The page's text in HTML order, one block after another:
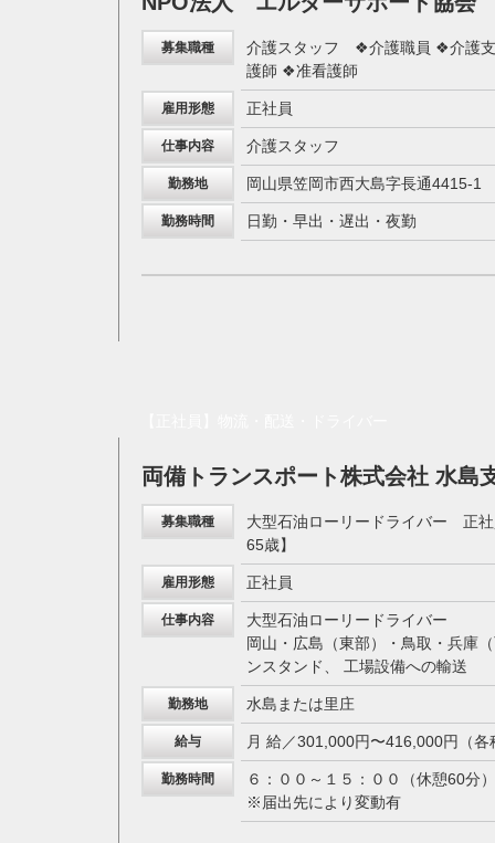
募集職種
介護スタッフ ❖介護職員 ❖介護
護師 ❖准看護師
雇用形態 正社員
仕事内容 介護スタッフ
勤務地 岡山県笠岡市西大島字長通4415-1
勤務時間 日勤・早出・遅出・夜勤
両備トランスポート株式会社 水島
募集職種
大型石油ローリードライバー 正
65歳】
雇用形態 正社員
仕事内容
大型石油ローリードライバー
岡山・広島（東部）・鳥取・兵庫
ンスタンド、 工場設備への輸送
勤務地 水島または里庄
給与 月 給／301,000円〜416,000円（各
勤務時間
６：００～１５：００（休憩60分）
※届出先により変動有